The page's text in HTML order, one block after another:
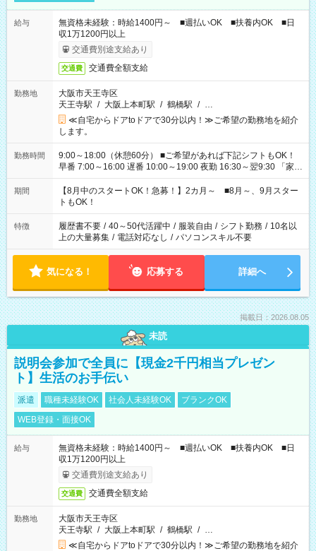
給与
無資格未経験：時給1400円～ ■週払いOK ■扶養内OK ■日
収1万1200円以上
交通費別途支給あり
交通費 交通費全額支給
勤務地
大阪市天王寺区
天王寺駅 / 大阪上本町駅 / 鶴橋駅 / …
≪自宅からドアtoドアで30分以内！≫ご希望の勤務地を紹介
します。
勤務時間
9:00～18:00（休憩60分） ■ご希望があれば下記シフトもOK！
早番 7:00～16:00 遅番 10:00～19:00 夜勤 16:30～翌9:30 「家族
と休みを合わせたい」 「余裕を持って夕飯の準備がしたい」
「できれば残業はしたくない」 など、ご希望を教えてください
ね。 ※Wワーク希望の方へ 今ご覧のお仕事で希望する勤務時間
と、もう1つのお仕事の勤務時間。 合計で週40時間を超える場
合は応募できません。
期間
【8月中のスタートOK！急募！】2カ月～ ■8月～、9月スター
トもOK！
特徴 履歴書不要 / 40～50代活躍中 / 服装自由 / シフト勤務 / 10名以
上の大量募集 / 電話対応なし / パソコンスキル不要
気になる！ 応募する 詳細へ
掲載日：2026.08.05
未読
説明会参加で全員に【現金2千円相当プレゼン
ト】生活のお手伝い
派遣 職種未経験OK 社会人未経験OK
ブランクOK
WEB登録・面接OK
給与
無資格未経験：時給1400円～ ■週払いOK ■扶養内OK ■日
収1万1200円以上
交通費別途支給あり
交通費 交通費全額支給
勤務地
大阪市天王寺区
天王寺駅 / 大阪上本町駅 / 鶴橋駅 / …
≪自宅からドアtoドアで30分以内！≫ご希望の勤務地を紹介